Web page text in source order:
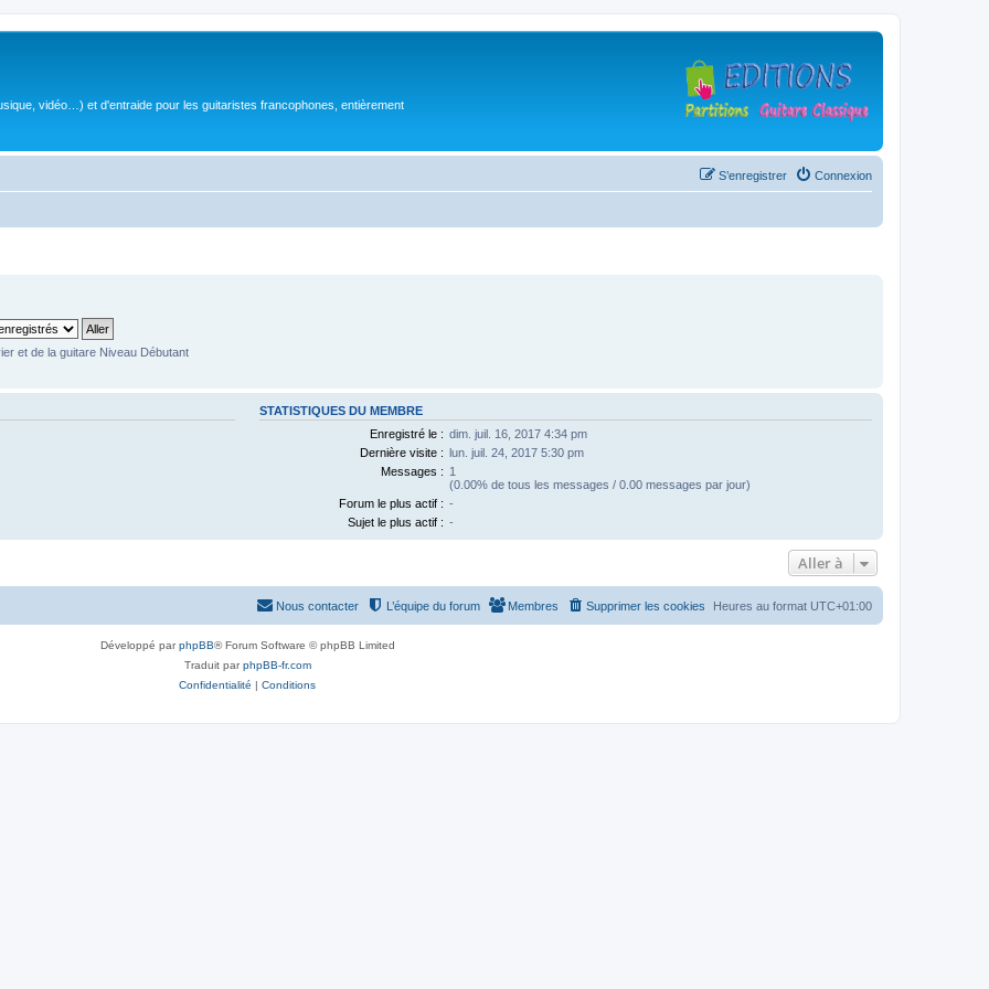
vidéo…) et d'entraide pour les guitaristes francophones, entièrement
Connexion
S’enregistrer
et de la guitare Niveau Débutant
STATISTIQUES DU MEMBRE
Enregistré le : dim. juil. 16, 2017 4:34 pm
Dernière visite : lun. juil. 24, 2017 5:30 pm
Messages : 1
(0.00% de tous les messages / 0.00 messages par jour)
Forum le plus actif : -
Sujet le plus actif : -
Aller à
Heures au format UTC+01:00
Supprimer les cookies
Membres
L’équipe du forum
Nous contacter
Développé parphpBB® Forum Software © phpBB Limited
Traduit parphpBB-fr.com
Confidentialité | Conditions